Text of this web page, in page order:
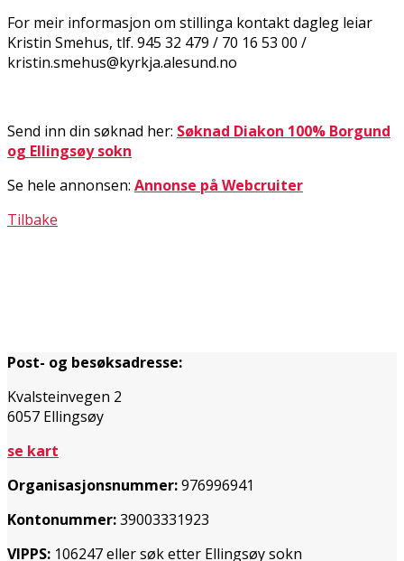
For meir informasjon om stillinga kontakt dagleg leiar
Kristin Smehus, tlf. 945 32 479 / 70 16 53 00 /
kristin.smehus@kyrkja.alesund.no
Send inn din søknad her: Søknad Diakon 100% Borgund
og Ellingsøy sokn
Se hele annonsen: Annonse på Webcruiter
Tilbake
Post- og besøksadresse:
Kvalsteinvegen 2
6057 Ellingsøy
se kart
Organisasjonsnummer:976996941
Kontonummer:39003331923
VIPPS: 106247 eller søk etter Ellingsøy sokn